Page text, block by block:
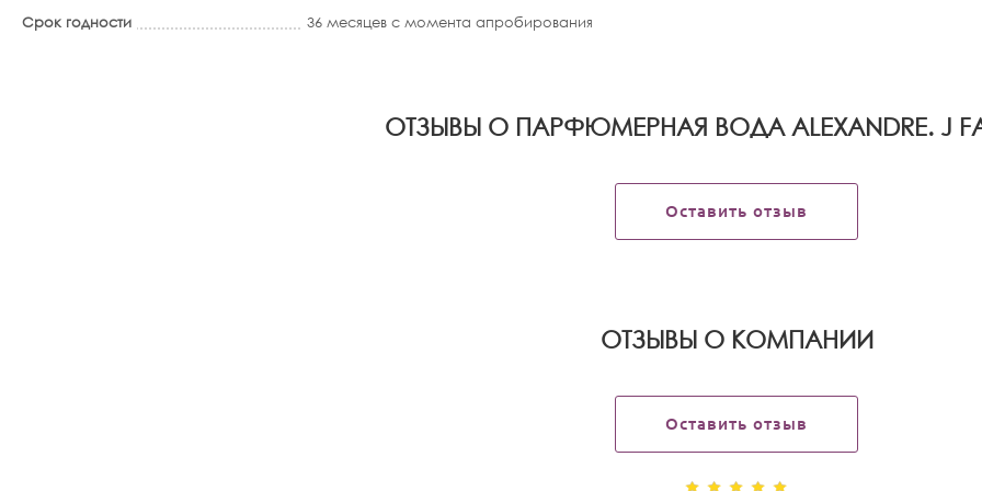
Срок годности
36 месяцев с момента апробирования
ОТЗЫВЫ О ПАРФЮМЕРНАЯ ВОДА ALEXANDRE. J
Оставить отзыв
OТЗЫВЫ О КОМПАНИИ
Оставить отзыв